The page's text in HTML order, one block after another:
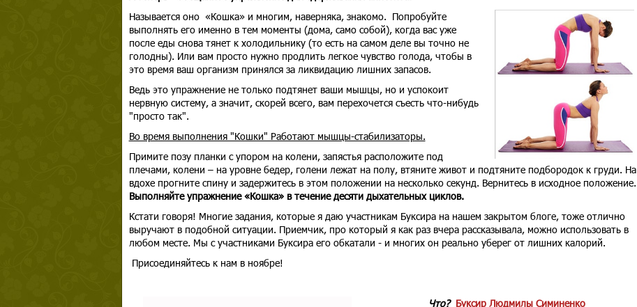
Называется оно «Кошка» и многим, наверняка, знакомо. Попробуйте
выполнять его именно в тем моменты (дома, само собой), когда вас уже
после еды снова тянет к холодильнику (то есть на самом деле вы точно не
голодны). Или вам просто нужно продлить легкое чувство голода, чтобы в
это время ваш организм принялся за ликвидацию лишних запасов.
Ведь это упражнение не только подтянет ваши мышцы, но и успокоит
нервную систему, а значит, скорей всего, вам перехочется съесть что-нибудь
"просто так".
Во время выполнения "Кошки" Работают мышцы-стабилизаторы.
Примите позу планки с упором на колени, запястья расположите под
плечами, колени – на уровне бедер, голени лежат на полу, втяните живот и подтяните подбородок к груди. На
вдохе прогните спину и задержитесь в этом положении на несколько секунд. Вернитесь в исходное положение.
Выполняйте упражнение «Кошка» в течение десяти дыхательных циклов.
Кстати говоря! Многие задания, которые я даю участникам Буксира на нашем закрытом блоге, тоже отлично
выручают в подобной ситуации. Приемчик, про который я как раз вчера рассказывала, можно использовать в
любом месте. Мы с участниками Буксира его обкатали - и многих он реально уберег от лишних калорий.
Присоединяйтесь к нам в ноябре!
Что? Буксир Людмилы Симиненко